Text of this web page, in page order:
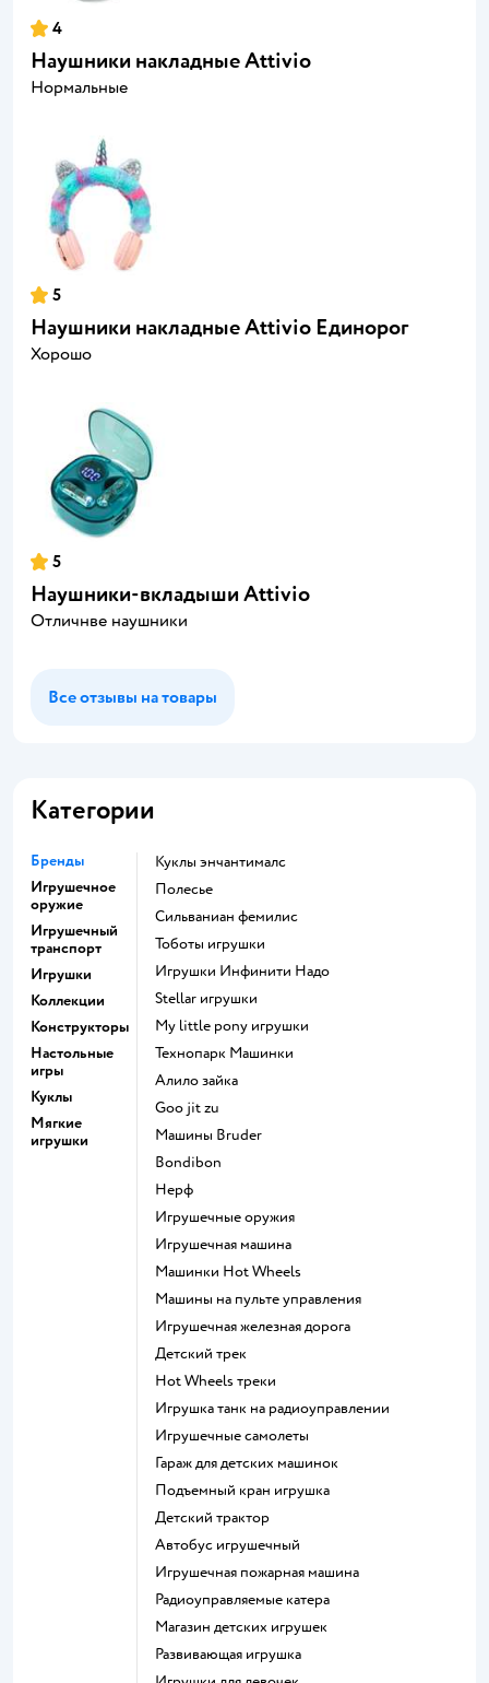
4
Наушники накладные Attivio
Нормальные
5
Наушники накладные Attivio Единорог
Хорошо
5
Наушники-вкладыши Attivio
Отличнве наушники
Все отзывы на товары
Категории
Бренды
Игрушечное
оружие
Игрушечный
транспорт
Игрушки
Коллекции
Конструкторы
Настольные
игры
Куклы
Мягкие
игрушки
Куклы энчантималс
Полесье
Сильваниан фемилис
Тоботы игрушки
Игрушки Инфинити Надо
Stellar игрушки
my little pony игрушки
Технопарк Машинки
Алило зайка
Goo jit zu
Машины Bruder
Bondibon
Нерф
Игрушечные оружия
Игрушечная машина
Машинки Hot Wheels
Машины на пульте управления
Игрушечная железная дорога
Детский трек
Hot Wheels треки
Игрушка танк на радиоуправлении
Игрушечные самолеты
Гараж для детских машинок
Подъемный кран игрушка
Детский трактор
Автобус игрушечный
Игрушечная пожарная машина
Радиоуправляемые катера
Магазин детских игрушек
Развивающая игрушка